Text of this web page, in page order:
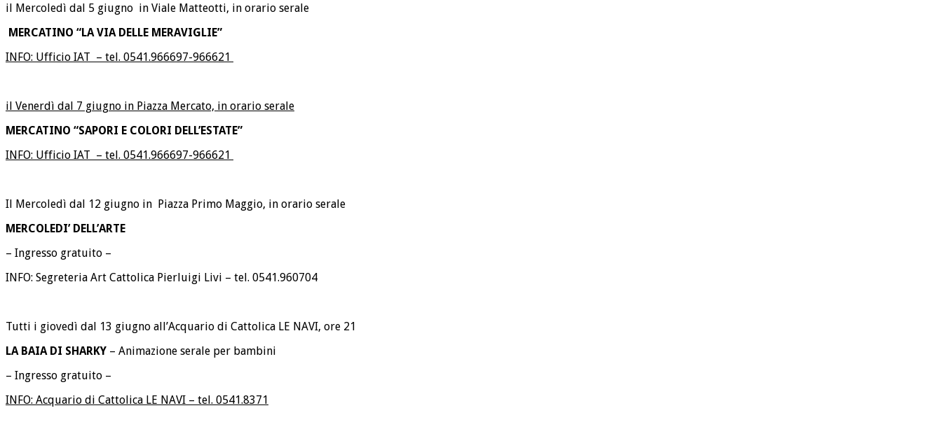
il Mercoledì dal 5 giugno in Viale Matteotti, in orario serale
MERCATINO “LA VIA DELLE MERAVIGLIE”
INFO: Ufficio IAT – tel. 0541.966697-966621
il Venerdì dal 7 giugno in Piazza Mercato, in orario serale
MERCATINO “SAPORI E COLORI DELL’ESTATE”
INFO: Ufficio IAT – tel. 0541.966697-966621
Il Mercoledì dal 12 giugno in Piazza Primo Maggio, in orario serale
MERCOLEDI’ DELL’ARTE
– Ingresso gratuito –
INFO: Segreteria Art Cattolica Pierluigi Livi – tel. 0541.960704
Tutti i giovedì dal 13 giugno all’Acquario di Cattolica LE NAVI, ore 21
LA BAIA DI SHARKY – Animazione serale per bambini
– Ingresso gratuito –
INFO: Acquario di Cattolica LE NAVI – tel. 0541.8371